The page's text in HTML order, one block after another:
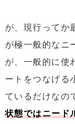
が、現行ってか
が極一般的なニ
が、一般的に使
ートをつなげる
ているだけなの
状態ではニード